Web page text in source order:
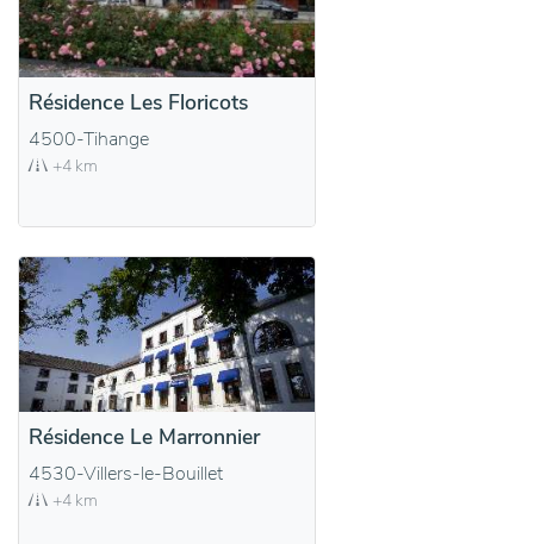
Résidence Les Floricots
4500-Tihange
+4 km
Résidence Le Marronnier
4530-Villers-le-Bouillet
+4 km